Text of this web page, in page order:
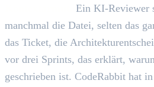
Ein KI-Reviewer
manchmal die Datei, selten das
das Ticket, die
vor drei Sprints, das erklärt,
geschrieben ist. CodeRabbit hat